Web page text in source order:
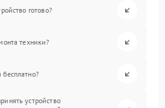
готово?
техники?
бесплатно?
устройство